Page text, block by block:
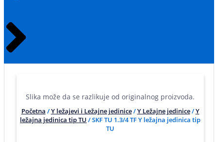
Slika može da se razlikuje od originalnog proizvoda.
Početna /Y ležajevi i Ležajne jedinice/Y Ležajne jedinice/Y
ležajna jedinica tip TU / SKF TU 1.3/4 TF Y ležajna jedinica tip
TU